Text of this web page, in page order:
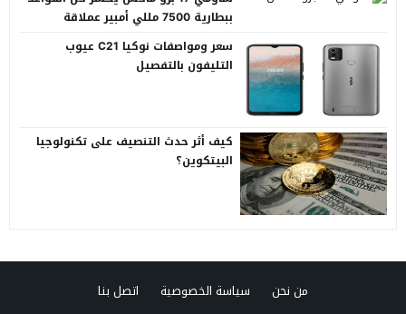
ببطارية 7500 مللي أمبير عملاقة
سعر ومواصفات نوكيا C21 عيوب
التليفون بالتفصيل
كيف أثر حدث التنصيف على تكنولوجيا
البيتكوين؟
من نحن سياسة الخصوصية اتصل بنا